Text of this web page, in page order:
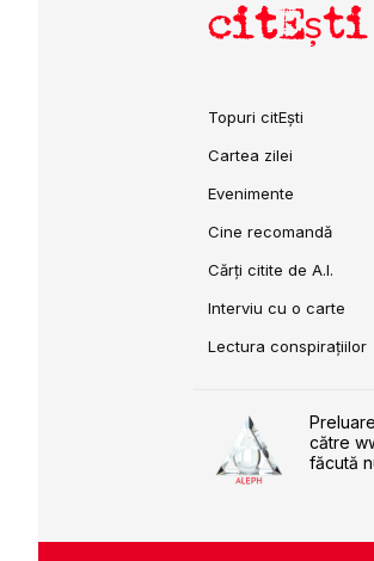
citEști
Topuri citEști
Cartea zilei
Evenimente
Cine recomandă
Cărți citite de A.I.
Interviu cu o carte
Lectura conspirațiilor
către
făcută